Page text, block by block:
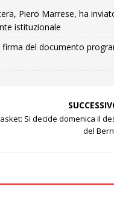
Piero Marrese, ha
istituzionale
del documento
Si decide domenica il
del